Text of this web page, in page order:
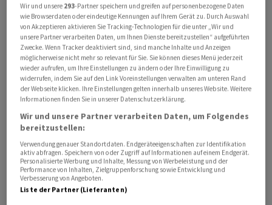
Hafen-Infrastrukturprojekt geben, von denen die
Fidschi-Inseln profitieren würden, sagte Rubio. «Wir
verkünden Pläne, um mit Fidschi zusammenzuarbeiten,
um die Hafeninfrastruktur des Landes voranzubringen.»
Kritische Rohstoffe und Energiesicherheit
Weitere Vereinbarungen des Aussenministertreffens
betrafen unter anderem die Zusammenarbeit bei
kritischen Rohstoffen sowie der Energiesicherheit.
Neben Rubio nahmen an dem Treffen in Indiens
Hauptstadt die australische Aussenministerin Penny
Wir und unsere 293-Partner speichern und greifen auf personenbezogene Daten
wie Browserdaten oder eindeutige Kennungen auf Ihrem Gerät zu. Durch Auswahl
von Akzeptieren aktivieren Sie Tracking-Technologien für die unter „Wir und
unsere Partner verarbeiten Daten, um Ihnen Dienste bereitzustellen“ aufgeführten
Zwecke. Wenn Tracker deaktiviert sind, sind manche Inhalte und Anzeigen
möglicherweise nicht mehr so relevant für Sie. Sie können dieses Menü jederzeit
wieder aufrufen, um Ihre Einstellungen zu ändern oder Ihre Einwilligung zu
widerrufen, indem Sie auf den Link Voreinstellungen verwalten am unteren Rand
der Webseite klicken. Ihre Einstellungen gelten innerhalb unseres Website. Weitere
Informationen finden Sie in unserer Datenschutzerklärung.
Wir und unsere Partner verarbeiten Daten, um Folgendes
bereitzustellen:
Verwendung genauer Standortdaten. Endgeräteeigenschaften zur Identifikation
aktiv abfragen. Speichern von oder Zugriff auf Informationen auf einem Endgerät.
Personalisierte Werbung und Inhalte, Messung von Werbeleistung und der
Performance von Inhalten, Zielgruppenforschung sowie Entwicklung und
Verbesserung von Angeboten.
Liste der Partner (Lieferanten)